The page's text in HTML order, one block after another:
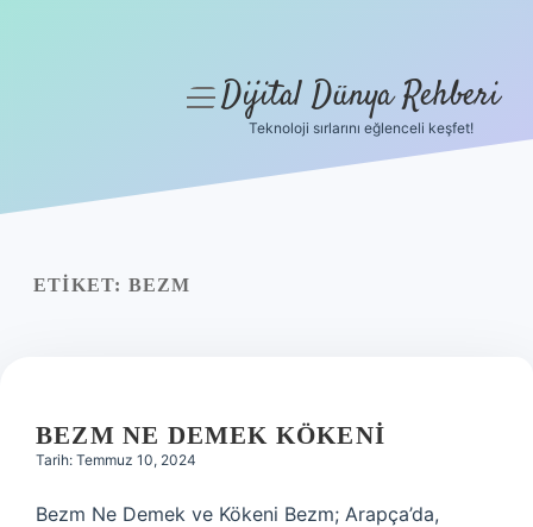
Yasal Uyarı
menüyüDijital Dünya Rehberi
Teknoloji sırlarını eğlenceli keşfet!
ETIKET: BEZM
BEZM NE DEMEK KÖKENI
Tarih: Temmuz 10, 2024
Bezm Ne Demek ve Kökeni Bezm; Arapça’da,